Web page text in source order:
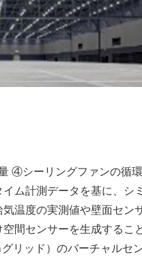
④シーリングファンの循
ム計測データを基に、シ
温度の実測値や壁面セン
間センサーを生成するこ
リッド）のバーチャルセ